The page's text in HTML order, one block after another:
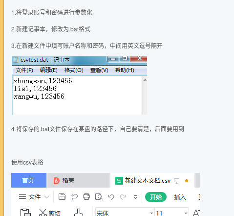
1.将登录账号和密码进行参数化
2.新建记事本，修改为.bat格式
3.在新建文件中填写账户名称和密码，中间用英文逗号隔开
4.将保存的.bat文件保存在某盘的路径下，自己要清楚，后面要用到
使用csv表格